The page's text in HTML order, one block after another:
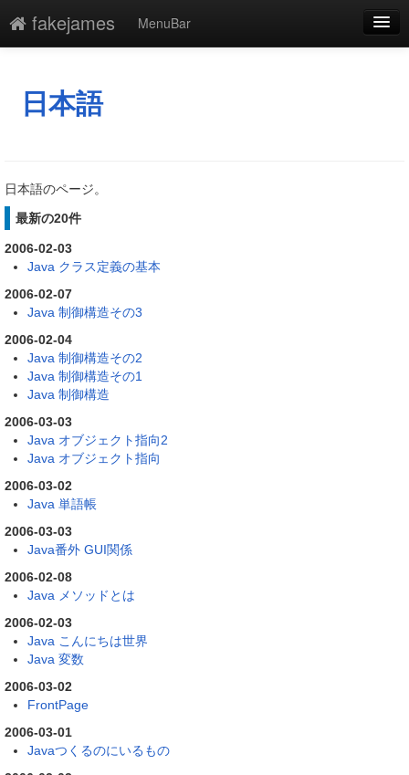
fakejames
MenuBar
添付
一覧
単語検索
日本語
日本語のページ。
最新の20件
2006-02-03
Java クラス定義の基本
2006-02-07
Java 制御構造その3
2006-02-04
Java 制御構造その2
Java 制御構造その1
Java 制御構造
2006-03-03
Java オブジェクト指向2
Java オブジェクト指向
2006-03-02
Java 単語帳
2006-03-03
Java番外 GUI関係
2006-02-08
Java メソッドとは
2006-02-03
Java こんにちは世界
Java 変数
2006-03-02
FrontPage
2006-03-01
Javaつくるのにいるもの